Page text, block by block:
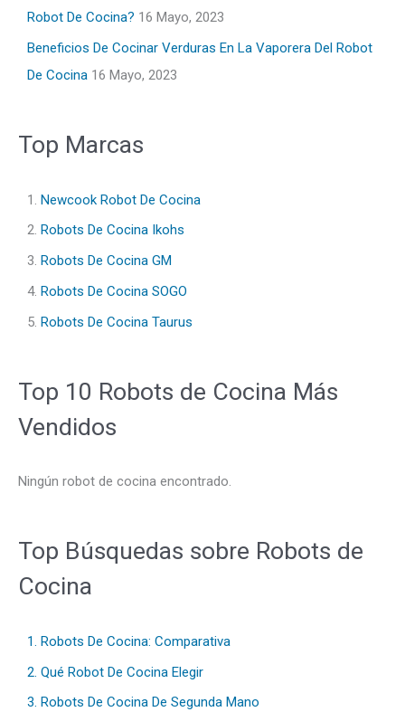
Robot De Cocina? 16 Mayo, 2023
Beneficios De Cocinar Verduras En La Vaporera Del Robot
De Cocina 16 Mayo, 2023
Top Marcas
1. Newcook Robot De Cocina
2. Robots De Cocina Ikohs
3. Robots De Cocina GM
4. Robots De Cocina SOGO
5. Robots De Cocina Taurus
Top 10 Robots de Cocina Más
Vendidos
Ningún robot de cocina encontrado.
Top Búsquedas sobre Robots de
Cocina
1. Robots De Cocina: Comparativa
2. Qué Robot De Cocina Elegir
3. Robots De Cocina De Segunda Mano